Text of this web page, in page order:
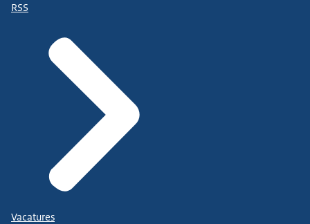
RSS
Vacatures